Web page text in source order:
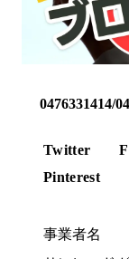
0476331414/
Twitter
Pinterest
事業者名